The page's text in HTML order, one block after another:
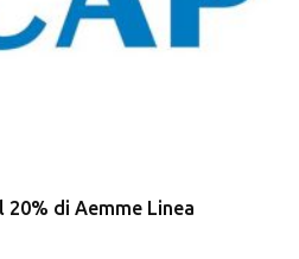
20% di Aemme Linea